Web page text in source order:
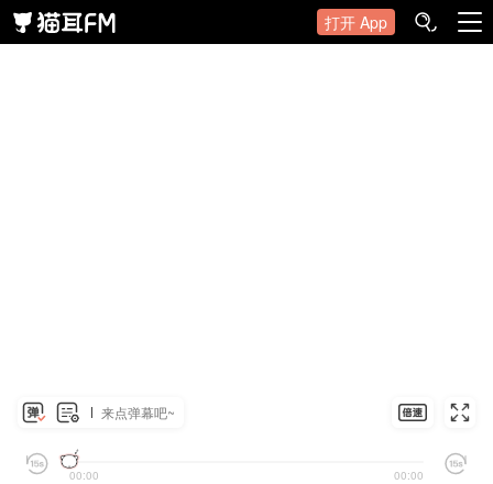
打开 App
来点弹幕吧~
00:00 00:00